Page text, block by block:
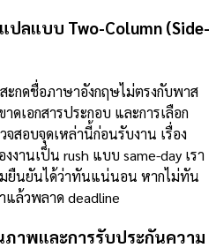
ปลแบบ Two-Column (Side-
กดชื่อภาษาอังกฤษไม่ตรงกับพาส
ดเอกสารประกอบ และการเลือก
จสอบจุดเหล่านี้ก่อนรับงาน เรื่อง
งานเป็น rush แบบ same-day เรา
มยืนยันได้ว่าทันแน่นอน หากไม่ทัน
แล้วพลาด deadline
าพและการรับประกันความ